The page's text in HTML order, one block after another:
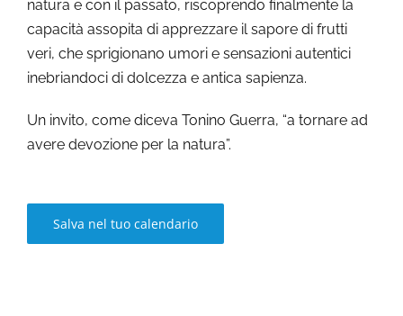
natura e con il passato, riscoprendo finalmente la
capacità assopita di apprezzare il sapore di frutti
veri, che sprigionano umori e sensazioni autentici
inebriandoci di dolcezza e antica sapienza.
Un invito, come diceva Tonino Guerra, “a tornare ad
avere devozione per la natura”.
Salva nel tuo calendario